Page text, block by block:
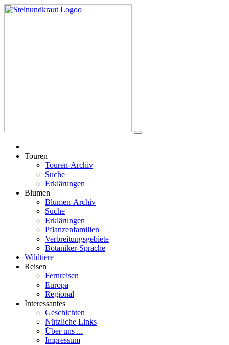
Touren
Touren-Archiv
Suche
Erklärungen
Blumen
Blumen-Archiv
Suche
Erklärungen
Pflanzenfamilien
Verbreitungsgebiete
Botaniker-Sprache
Wildtiere
Reisen
Fernreisen
Europa
Regional
Interessantes
Geschichten
Nützliche Links
Über uns ...
Impressum